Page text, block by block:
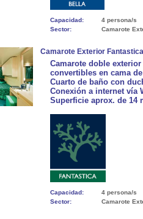
Capacidad:
4 persona/s
Sector:
Camarote
Camarote Exterior
Camarote doble
convertibles en cama
Cuarto de baño con
Conexión a internet vía
Superficie aprox. de 14
Capacidad:
4 persona/s
Sector:
Camarote